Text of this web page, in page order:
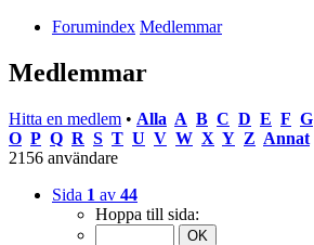
Forumindex Medlemmar
Medlemmar
Hitta en medlem • Alla A B C D E F G
O P Q R S T U V W X Y Z Annat
2156 användare
Sida 1 av 44
Hoppa till sida: